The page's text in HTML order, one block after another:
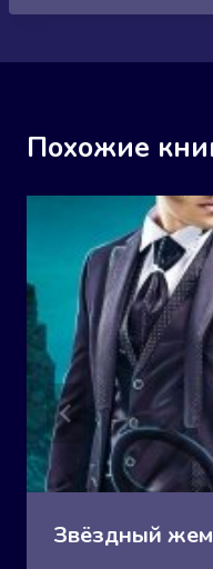
Похожие
Звёздный